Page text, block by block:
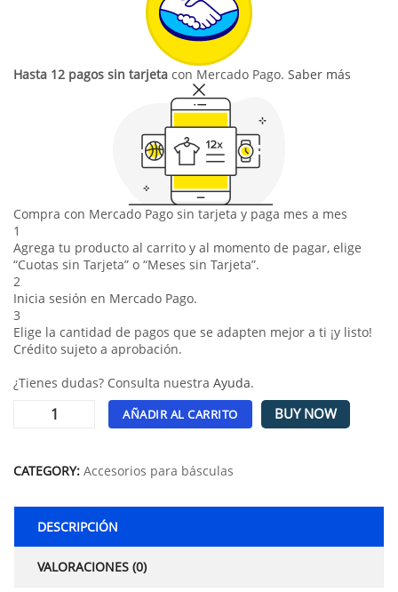
Hasta 12 pagos sin tarjeta con Mercado Pago. Saber más
Compra con Mercado Pago sin tarjeta y paga mes a mes
1
Agrega tu producto al carrito y al momento de pagar, elige
“Cuotas sin Tarjeta” o “Meses sin Tarjeta”.
2
Inicia sesión en Mercado Pago.
3
Elige la cantidad de pagos que se adapten mejor a ti ¡y listo!
Crédito sujeto a aprobación.
¿Tienes dudas? Consulta nuestra Ayuda.
AÑADIR AL CARRITO BUY NOW
CATEGORY: Accesorios para básculas
DESCRIPCIÓN
VALORACIONES (0)